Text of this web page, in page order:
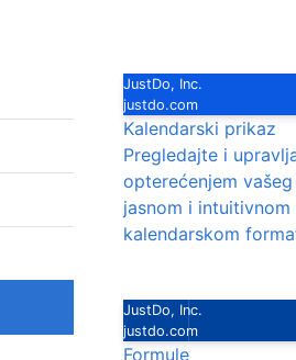
JustDo, Inc.
justdo.com
Kalendarski prikaz
Pregledajte i
opterećenjem
jasnom i intuitivnom
kalendarskom
JustDo, Inc.
justdo.com
Formule